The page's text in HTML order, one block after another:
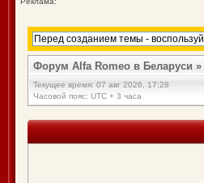
Форум Alfa Romeo в Беларуси »
Текущее время: 07 авг 2026, 17:28
Часовой пояс: UTC + 3 часа